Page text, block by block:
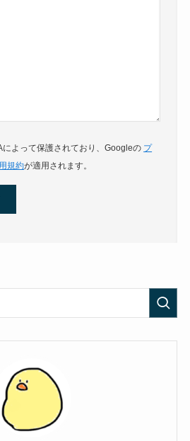
よって保護されており、Googleの プ
規約が適用されます。